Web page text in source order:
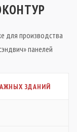
для производства
панелей
ЗДАНИЙ